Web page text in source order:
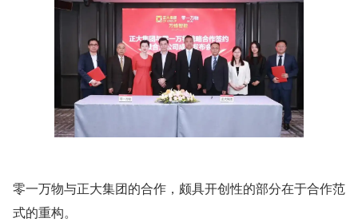
零一万物与正大集团的合作，颇具开创性的部分在于合作范
式的重构。